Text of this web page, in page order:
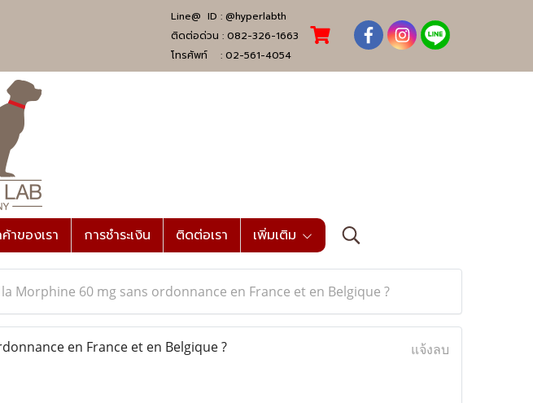
Line@ ID : @hyperlabth
ติดต่อด่วน : 082-326-1663
โทรศัพท์ : 02-561-4054
าของเรา การชำระเงิน ติดต่อเรา เพิ่มเติม
Morphine 60 mg sans ordonnance en France et en Belgique ?
en France et en Belgique ?
แจ้งลบ